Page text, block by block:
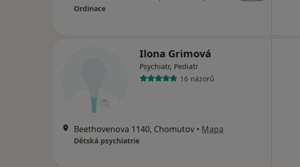
Ordinace
Ilona Grimová
Psychiatr, Pediatr
16 názorů
Beethovenova 1140, Chomutov • Mapa
Dětská psychiatrie